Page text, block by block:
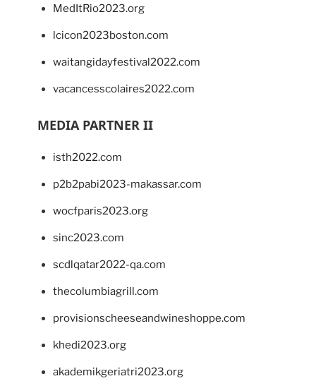
MedItRio2023.org
lcicon2023boston.com
waitangidayfestival2022.com
vacancesscolaires2022.com
MEDIA PARTNER II
isth2022.com
p2b2pabi2023-makassar.com
wocfparis2023.org
sinc2023.com
scdlqatar2022-qa.com
thecolumbiagrill.com
provisionscheeseandwineshoppe.com
khedi2023.org
akademikgeriatri2023.org